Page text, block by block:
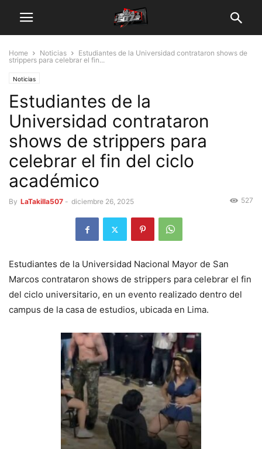
Home Noticias
Estudiantes de la Universidad contrataron shows de
strippers para celebrar el fin...
Noticias
Estudiantes de la
Universidad contrataron
shows de strippers para
celebrar el fin del ciclo
académico
By LaTakilla507 - diciembre 26, 2025 527
Estudiantes de la Universidad Nacional Mayor de San
Marcos contrataron shows de strippers para celebrar el fin
del ciclo universitario, en un evento realizado dentro del
campus de la casa de estudios, ubicada en Lima.